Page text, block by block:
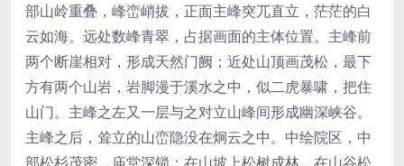
部山岭重叠，峰峦峭拔，正面主峰突兀直立，茫茫的白
云如海。远处数峰青翠，占据画面的主体位置。主峰前
两个断崖相对，形成天然门阙；近处山顶画茂松，最下
方有两个山岩，岩脚漫于溪水之中，似二虎暴啸，把住
山门。主峰之左又一层与之对立山峰间形成幽深峡谷。
主峰之后，耸立的山峦隐没在炯云之中。中绘院区，中